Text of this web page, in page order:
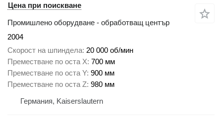
Цена при поискване
Промишлено оборудване - обработващ център
2004
Скорост на шпиндела 20 000 об/мин
Преместване по оста X 700 мм
Преместване по оста Y 900 мм
Преместване по оста Z 980 мм
Германия, Kaiserslautern